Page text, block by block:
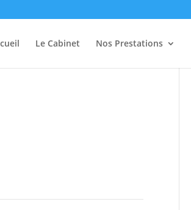
Le Cabinet Nos Prestations